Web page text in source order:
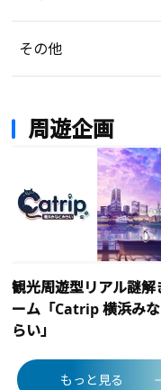
その他
周遊企画
観光周遊型リアル謎解
ーム「Catrip 横浜み
らい」
もっと見る